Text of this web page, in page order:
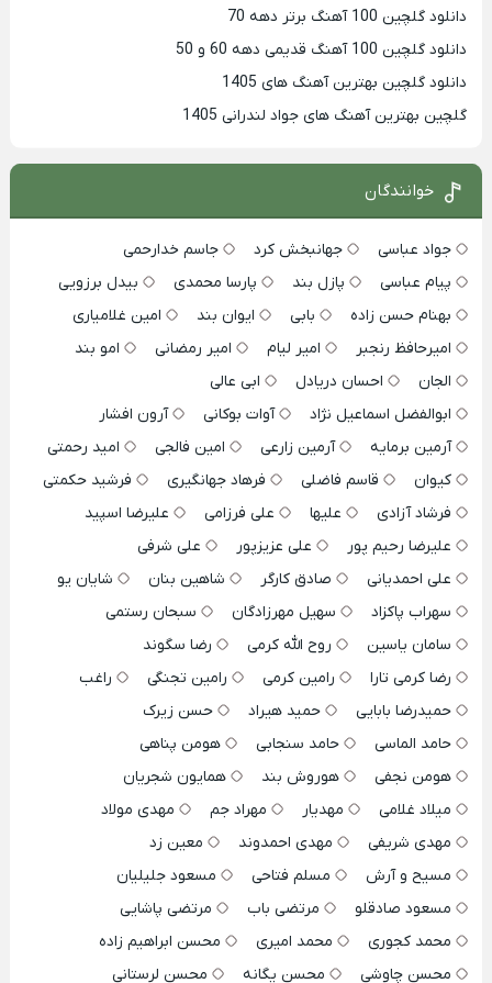
دانلود گلچین 100 آهنگ برتر دهه 70
دانلود گلچین 100 آهنگ قدیمی دهه 60 و 50
دانلود گلچین بهترین آهنگ های 1405
گلچین بهترین آهنگ های جواد لندرانی 1405
خوانندگان
جواد عباسی جهانبخش کرد
جاسم خدارحمی
پیام عباسی
پازل بند پارسا محمدی
بیدل برزویی
بهنام حسن زاده
بابی ایوان بند
امین غلامیاری
امیرحافظ رنجبر
امیر لیام امیر رمضانی
امو بند
الجان
احسان دریادل
ابی عالی
ابوالفضل اسماعیل نژاد
آوات بوکانی
آرون افشار
آرمین برمایه
آرمین زارعی امین فالجی
امید رحمتی
کیوان
قاسم فاضلی فرهاد جهانگیری
فرشید حکمتی
فرشاد آزادی
علیها علی فرزامی
علیرضا اسپید
علیرضا رحیم پور
علی عزیزپور
علی شرفی
علی احمدیانی
صادق کارگر شاهین بنان
شایان یو
سهراب پاکزاد
سهیل مهرزادگان
سبحان رستمی
سامان یاسین
روح الله کرمی
رضا سگوند
رضا کرمی تارا
رامین کرمی رامین تجنگی
راغب
حمیدرضا بابایی
حمید هیراد
حسن زیرک
حامد الماسی
حامد سنجابی
هومن پناهی
هومن نجفی
هوروش بند
همایون شجریان
میلاد غلامی
مهدیار مهراد جم
مهدی مولاد
مهدی شریفی
مهدی احمدوند
معین زد
مسیح و آرش
مسلم فتاحی
مسعود جلیلیان
مسعود صادقلو
مرتضی باب
مرتضی پاشایی
محمد کجوری
محمد امیری
محسن ابراهیم زاده
محسن چاوشی
محسن یگانه محسن لرستانی